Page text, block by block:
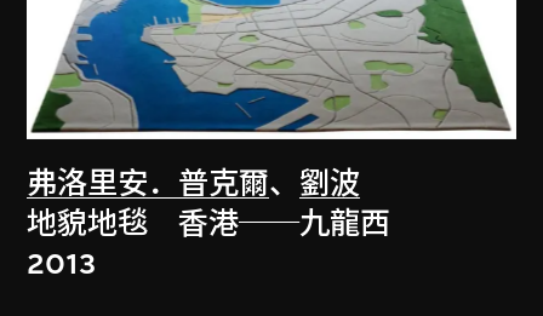
弗洛里安．普克爾、 劉波
地貌地毯 香港──九龍西
2013